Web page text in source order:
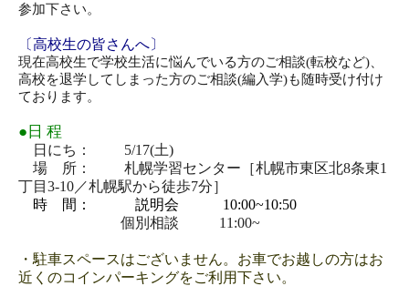
参加下さい。
〔高校生の皆さんへ〕
現在高校生で学校生活に悩んでいる方のご相談(転校など)、
高校を退学してしまった方のご相談(編入学)も随時受け付け
ております。
●日 程
日にち： 5/17(土)
場 所： 札幌学習センター［札幌市東区北8条東1
丁目3‐10／札幌駅から徒歩7分］
時 間： 説明会
10:00~10:50
個別相談
11:00~
・駐車スペースはございません。お車でお越しの方はお
近くのコインパーキングをご利用下さい。